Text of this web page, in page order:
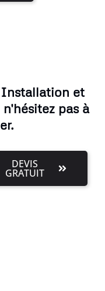
Installation et
pas à
DEVIS
GRATUIT